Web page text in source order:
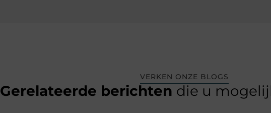
VERKEN ONZE BLOGS
Gerelateerde berichten die u